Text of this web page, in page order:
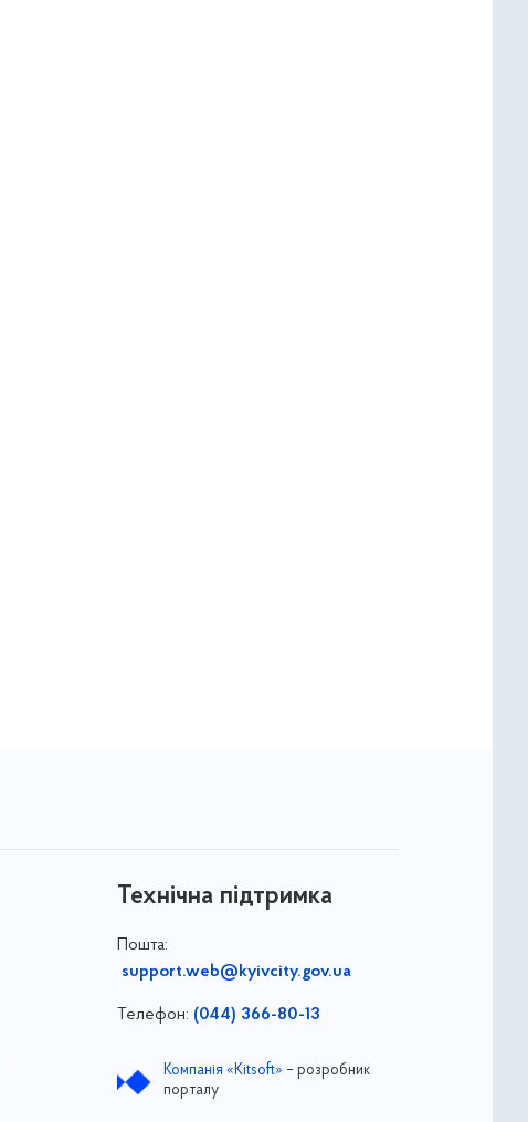
Технічна підтримка
Пошта:
support.web@kyivcity.gov.ua
Телефон: (044) 366-80-13
Компанія «Kitsoft» – розробник
порталу